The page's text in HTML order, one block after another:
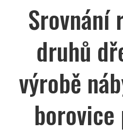
Srovnání
druhů
výrobě
borovice